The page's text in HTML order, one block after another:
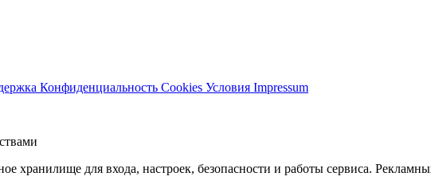
Конфиденциальность Cookies Условия Impressum
хранилище для входа, настроек, безопасности и работы сервиса.